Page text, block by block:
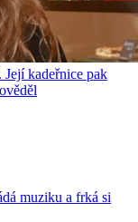
Její kadeřnice pak
muziku a frká si